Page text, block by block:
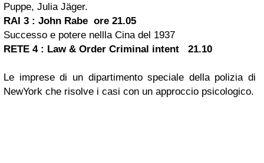
Puppe, Julia Jäger.
RAI 3 : John Rabe ore 21.05
Successo e potere nellla Cina del 1937
RETE 4 : Law & Order Criminal intent 21.10
Le imprese di un dipartimento speciale della polizia di
NewYork che risolve i casi con un approccio psicologico.